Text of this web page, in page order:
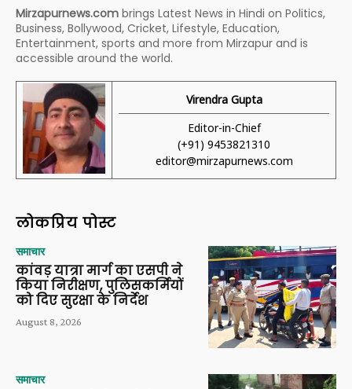
Mirzapurnews.com brings Latest News in Hindi on Politics,
Business, Bollywood, Cricket, Lifestyle, Education,
Entertainment, sports and more from Mirzapur and is
accessible around the world.
Virendra Gupta
Editor-in-Chief
(+91) 9453821310
editor@mirzapurnews.com
लोकप्रिय पोस्ट
समाचार
कांवड़ यात्रा मार्ग का एसपी ने
किया निरीक्षण, पुलिसकर्मियों
को दिए सुरक्षा के निर्देश
August 8, 2026
समाचार